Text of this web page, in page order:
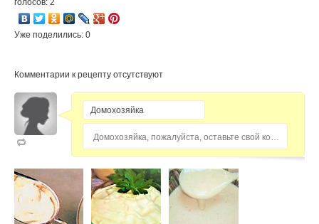
голосов: 2
Уже поделились: 0
Комментарии к рецепту отсутствуют
Домохозяйка, пожалуйста, оставьте свой комментарий...